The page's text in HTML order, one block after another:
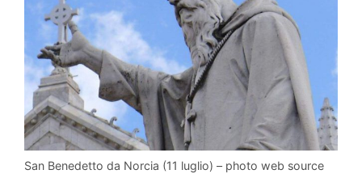
San Benedetto da Norcia (11 luglio) – photo web source